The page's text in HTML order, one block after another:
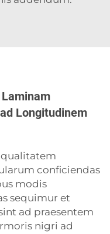
Longitudinem
conficiendas
modis
sequimur et
ad praesentem
nigri ad